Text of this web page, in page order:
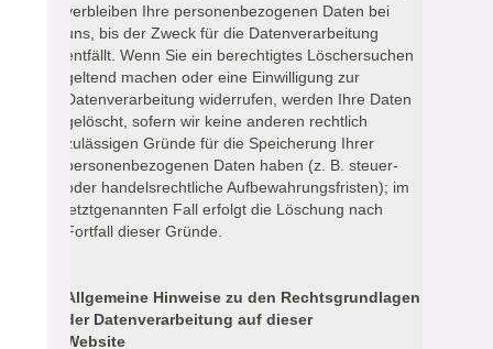
verbleiben Ihre personenbezogenen Daten bei
uns, bis der Zweck für die Datenverarbeitung
entfällt. Wenn Sie ein berechtigtes Löschersuchen
geltend machen oder eine Einwilligung zur
Datenverarbeitung widerrufen, werden Ihre Daten
gelöscht, sofern wir keine anderen rechtlich
zulässigen Gründe für die Speicherung Ihrer
personenbezogenen Daten haben (z. B. steuer-
oder handelsrechtliche Aufbewahrungsfristen); im
letztgenannten Fall erfolgt die Löschung nach
Fortfall dieser Gründe.
Allgemeine Hinweise zu den Rechtsgrundlagen
der Datenverarbeitung auf dieser
Website